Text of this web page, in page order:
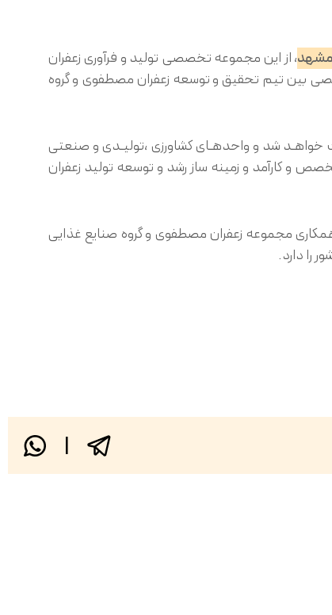
مشهد، از این مجموعه تخصصی تولید و فرآوری زعفران
بین تیم تحقیق و توسعه زعفران مصطفوی و گروه
شد و واحدهـای کشاورزی ،تولیـدی و صنعتی
و كارآمد و زمینه ساز رشد و توسعه تولید زعفران
مجموعه زعفران مصطفوی و گروه صنایع غذایی
را دارد.
|